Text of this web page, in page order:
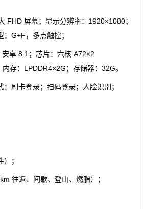
FHD 屏幕；显示分辨率：1920×1080；
：G+F，多点触控；
卓 8.1；芯片：六核 A72×2
存：LPDDR4×2G；存储器：32G。
刷卡登录；扫码登录；人脸识别；
；
往返、间歇、登山、燃脂）；